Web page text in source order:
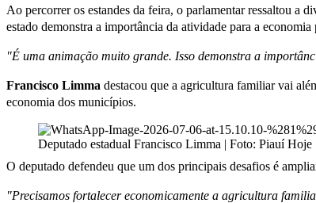
Ao percorrer os estandes da feira, o parlamentar ressaltou a
estado demonstra a importância da atividade para a economia
"É uma animação muito grande. Isso demonstra a
Francisco Limma destacou que a agricultura familiar vai
economia dos municípios.
Deputado estadual Francisco Limma | Foto: Piauí Hoje
O deputado defendeu que um dos principais desafios é
"Precisamos fortalecer economicamente a agricultura